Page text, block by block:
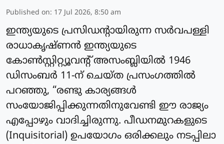
Published on: 17 Jul 2026, 8:50 am
ഇന്ത്യയുടെ പ്രസിഡന്റായിരുന്ന സർവപള്ളി
രാധാകൃഷ്ണൻ ഇന്ത്യയുടെ
കോൺസ്റ്റിറ്റ്യൂവന്റ് അസംബ്ലിയിൽ 1946
ഡിസംബർ 11-ന് ചെയ്ത പ്രസംഗത്തിൽ
പറഞ്ഞു, “രണ്ടു കാര്യങ്ങൾ
സംയോജിപ്പിക്കുന്നതിനുവേണ്ടി ഈ രാജ്യം
എപ്പോഴും വാദിച്ചിരുന്നു. പീഡനമുറകളുടെ
(Inquisitorial) ഉപയോഗം ഒരിക്കലും നടപ്പിലാ